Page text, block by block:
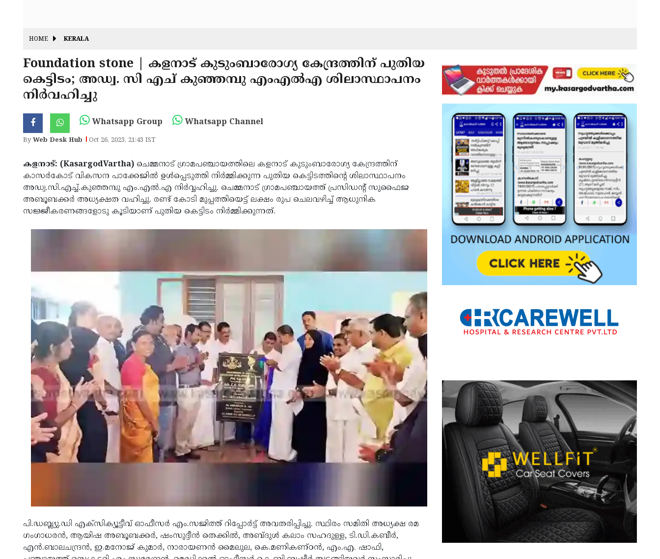
HOME KERALA
Foundation stone | കളനാട് കുടുംബാരോഗ്യ കേന്ദ്രത്തിന് പുതിയ
കെട്ടിടം; അഡ്വ. സി എച് കുഞ്ഞമ്പു എംഎല്‍എ ശിലാസ്ഥാപനം
നിര്‍വഹിച്ചു
Whatsapp Group Whatsapp Channel
ByWeb Desk Hub Oct 26, 2023, 21:43 IST
കളനാട്: (KasargodVartha) ചെമ്മനാട് ഗ്രാമപഞ്ചായത്തിലെ കളനാട് കുടുംബാരോഗ്യ കേന്ദ്രത്തിന്
കാസര്‍കോട് വികസന പാക്കേജില്‍ ഉള്‍പ്പെടുത്തി നിര്‍മ്മിക്കുന്ന പുതിയ കെട്ടിടത്തിന്റെ ശിലാസ്ഥാപനം
അഡ്വ.സി.എച്ച്.കുഞ്ഞമ്പു എം.എല്‍.എ നിര്‍വ്വഹിച്ചു. ചെമ്മനാട് ഗ്രാമപഞ്ചായത്ത് പ്രസിഡന്റ് സുഫൈജ
അബൂബക്കര്‍ അധ്യക്ഷത വഹിച്ചു. രണ്ട് കോടി മുപ്പത്തിയെട്ട് ലക്ഷം രുപ ചെലവഴിച്ച് ആധുനിക
സജ്ജീകരണങ്ങളോടു കൂടിയാണ് പുതിയ കെട്ടിടം നിര്‍മ്മിക്കുന്നത്.
പി.ഡബ്ല്യു.ഡി എക്സിക്യൂട്ടീവ് ഓഫീസര്‍ എം.സജിത്ത് റിപ്പോര്‍ട്ട് അവതരിപ്പിച്ചു. സ്ഥിരം സമിതി അധ്യക്ഷ രമ
ഗംഗാധരന്‍, ആയിഷ അബൂബക്കര്‍, ഷംസുദ്ദീന്‍ തെക്കില്‍, അബ്ദുള്‍ കലാം സഹദുള്ള, ടി.ഡി.കബീര്‍,
എന്‍.ബാലചന്ദ്രന്‍, ഇ.മനോജ് കുമാര്‍, നാരായണന്‍ മൈലുല, കെ.മണികണ്ഠന്‍, എം.എ. ഷാഫി,